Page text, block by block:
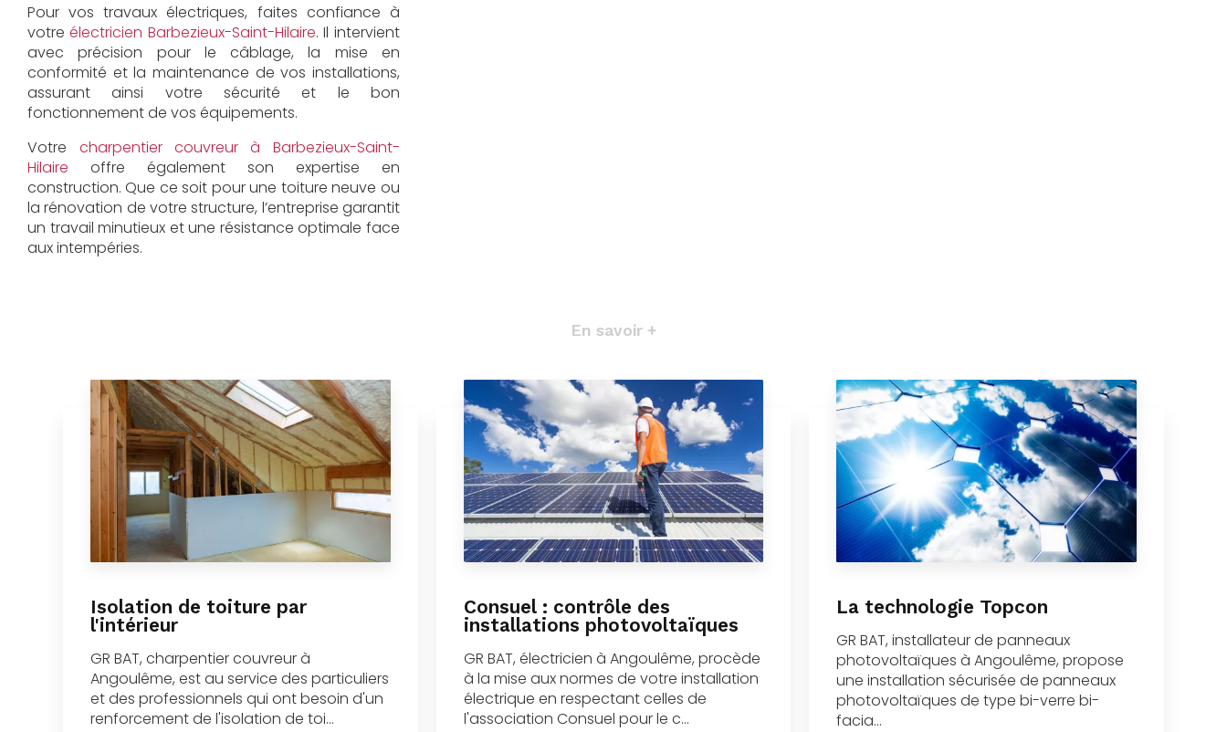
Pour vos travaux électriques, faites confiance à
votre électricien Barbezieux-Saint-Hilaire. Il intervient
avec précision pour le câblage, la mise en
conformité et la maintenance de vos installations,
assurant ainsi votre sécurité et le bon
fonctionnement de vos équipements.
Votre charpentier couvreur à Barbezieux-Saint-
Hilaire offre également son expertise en
construction. Que ce soit pour une toiture neuve ou
la rénovation de votre structure, l’entreprise garantit
un travail minutieux et une résistance optimale face
aux intempéries.
En savoir +
Isolation de toiture par
l'intérieur
GR BAT, charpentier couvreur à
Angoulême, est au service des particuliers
et des professionnels qui ont besoin d'un
renforcement de l'isolation de toi...
Consuel : contrôle des
installations photovoltaïques
GR BAT, électricien à Angoulême, procède
à la mise aux normes de votre installation
électrique en respectant celles de
l'association Consuel pour le c...
La technologie Topcon
GR BAT, installateur de panneaux
photovoltaïques à Angoulême, propose
une installation sécurisée de panneaux
photovoltaïques de type bi-verre bi-
facia...